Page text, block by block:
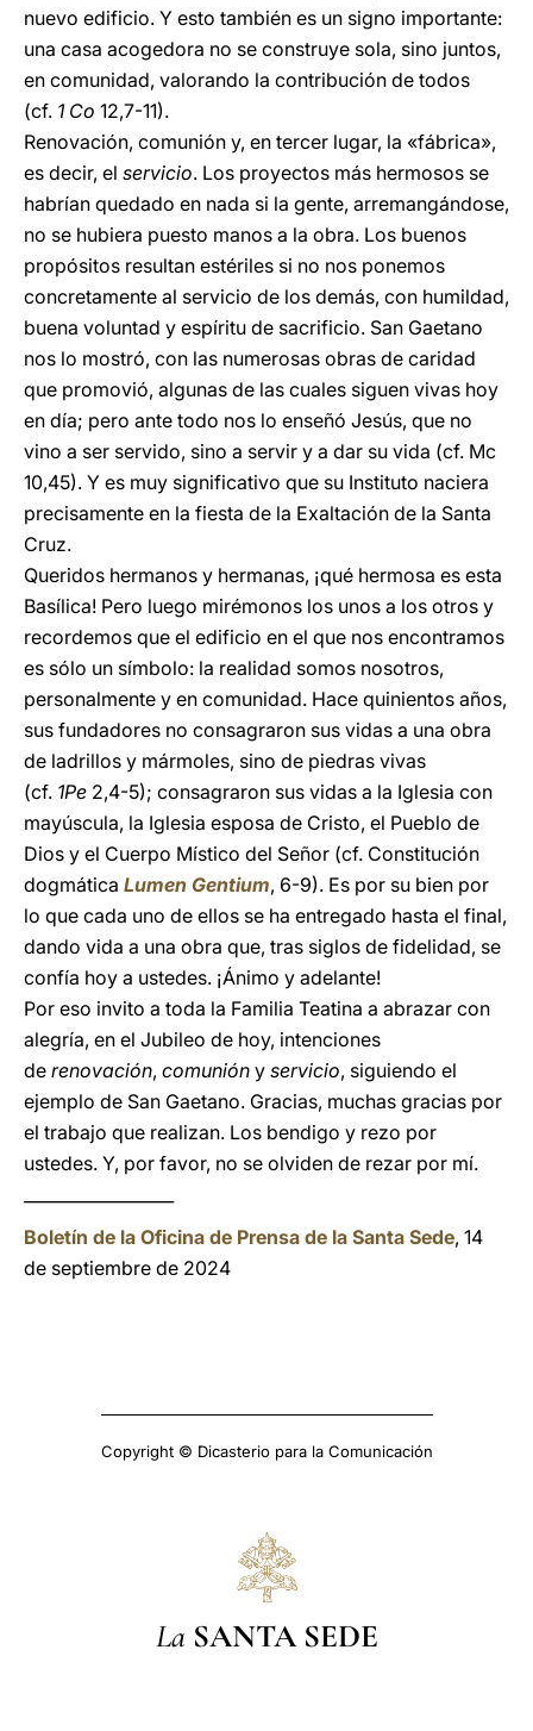
nuevo edificio. Y esto también es un signo importante:
una casa acogedora no se construye sola, sino juntos,
en comunidad, valorando la contribución de todos
(cf. 1 Co 12,7-11).
Renovación, comunión y, en tercer lugar, la «fábrica»,
es decir, el servicio. Los proyectos más hermosos se
habrían quedado en nada si la gente, arremangándose,
no se hubiera puesto manos a la obra. Los buenos
propósitos resultan estériles si no nos ponemos
concretamente al servicio de los demás, con humildad,
buena voluntad y espíritu de sacrificio. San Gaetano
nos lo mostró, con las numerosas obras de caridad
que promovió, algunas de las cuales siguen vivas hoy
en día; pero ante todo nos lo enseñó Jesús, que no
vino a ser servido, sino a servir y a dar su vida (cf. Mc
10,45). Y es muy significativo que su Instituto naciera
precisamente en la fiesta de la Exaltación de la Santa
Cruz.
Queridos hermanos y hermanas, ¡qué hermosa es esta
Basílica! Pero luego mirémonos los unos a los otros y
recordemos que el edificio en el que nos encontramos
es sólo un símbolo: la realidad somos nosotros,
personalmente y en comunidad. Hace quinientos años,
sus fundadores no consagraron sus vidas a una obra
de ladrillos y mármoles, sino de piedras vivas
(cf. 1Pe 2,4-5); consagraron sus vidas a la Iglesia con
mayúscula, la Iglesia esposa de Cristo, el Pueblo de
Dios y el Cuerpo Místico del Señor (cf. Constitución
dogmática Lumen Gentium, 6-9). Es por su bien por
lo que cada uno de ellos se ha entregado hasta el final,
dando vida a una obra que, tras siglos de fidelidad, se
confía hoy a ustedes. ¡Ánimo y adelante!
Por eso invito a toda la Familia Teatina a abrazar con
alegría, en el Jubileo de hoy, intenciones
de renovación, comunión y servicio, siguiendo el
ejemplo de San Gaetano. Gracias, muchas gracias por
el trabajo que realizan. Los bendigo y rezo por
ustedes. Y, por favor, no se olviden de rezar por mí.
Boletín de la Oficina de Prensa de la Santa Sede, 14
de septiembre de 2024
Copyright © Dicasterio para la Comunicación
La SANTA SEDE